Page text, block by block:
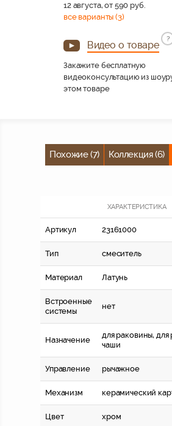
12 августа, от 590 руб.
все варианты (3)
Видео о товаре
?
Закажите бесплатную
видеоконсультацию из
этом товаре
Похожие (7) Коллекция (6)
ХАРАКТЕРИСТИКА
Артикул 23161000
Тип смеситель
Материал Латунь
Встроенные
системы
нет
Назначение
для раковины,
чаши
Управление рычажное
Механизм керамический
Цвет хром